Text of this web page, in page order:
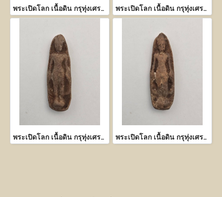
พระเปิดโลก เนื้อดิน กรุทุ่งเศรษฐี กำแพงเพชร พระเปิดโลก เนื้อดิน กรุทุ่งเศรษฐี กำแพงเพชร
พระเปิดโลก เนื้อดิน กรุทุ่งเศรษฐี กำแพงเพชร พระเปิดโลก เนื้อดิน กรุทุ่งเศรษฐี กำแพงเพชร